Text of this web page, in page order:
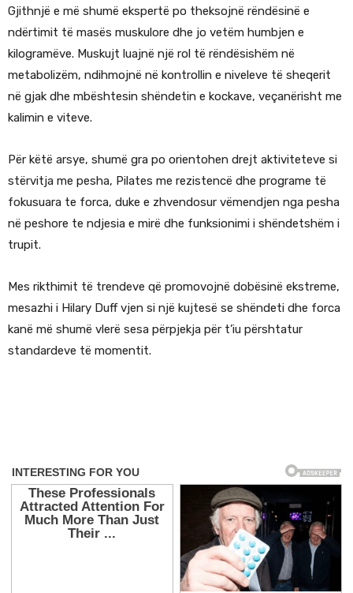
Gjithnjë e më shumë ekspertë po theksojnë rëndësinë e
ndërtimit të masës muskulore dhe jo vetëm humbjen e
kilogramëve. Muskujt luajnë një rol të rëndësishëm në
metabolizëm, ndihmojnë në kontrollin e niveleve të sheqerit
në gjak dhe mbështesin shëndetin e kockave, veçanërisht me
kalimin e viteve.
Për këtë arsye, shumë gra po orientohen drejt aktiviteteve si
stërvitja me pesha, Pilates me rezistencë dhe programe të
fokusuara te forca, duke e zhvendosur vëmendjen nga pesha
në peshore te ndjesia e mirë dhe funksionimi i shëndetshëm i
trupit.
Mes rikthimit të trendeve që promovojnë dobësinë ekstreme,
mesazhi i Hilary Duff vjen si një kujtesë se shëndeti dhe forca
kanë më shumë vlerë sesa përpjekja për t’iu përshtatur
standardeve të momentit.